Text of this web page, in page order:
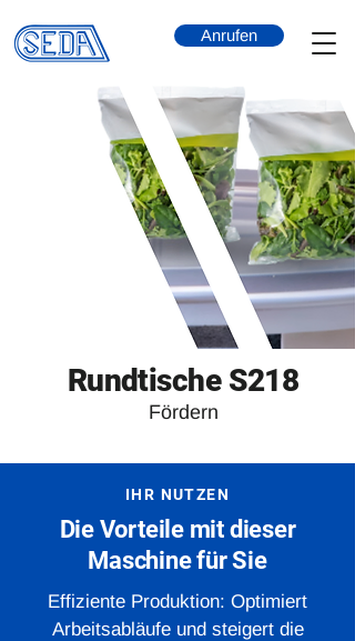
Anrufen
Rundtische S218
Fördern
IHR NUTZEN
Die Vorteile mit dieser
Maschine für Sie
Effiziente Produktion: Optimiert
Arbeitsabläufe und steigert die